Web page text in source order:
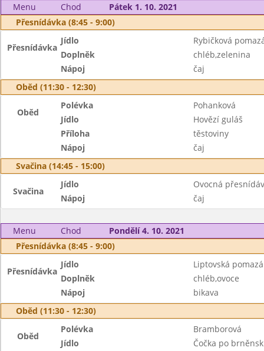
Menu Chod
Pátek 1. 10. 2021
Přesnídávka (8:45 - 9:00)
Přesnídávka
Jídlo
Rybičková
Doplněk
chléb,zelenina
Nápoj
čaj
Oběd (11:30 - 12:30)
Oběd
Polévka
Pohanková
Jídlo
Hovězí guláš
Příloha
těstoviny
Nápoj
čaj
Svačina (14:45 - 15:00)
Svačina
Jídlo
Ovocná
Nápoj
čaj
Menu Chod
Pondělí 4. 10. 2021
Přesnídávka (8:45 - 9:00)
Přesnídávka
Jídlo
Liptovská
Doplněk
chléb,ovoce
Nápoj
bikava
Oběd (11:30 - 12:30)
Oběd
Polévka
Bramborová
Jídlo
Čočka po